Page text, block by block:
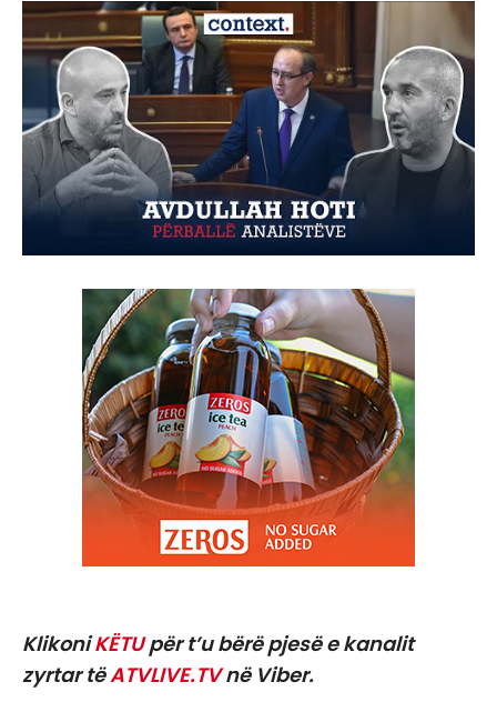
KlikoniKËTUpër t’u bërë pjesë e kanalit
zyrtar tëATVLIVE.TVnë Viber.